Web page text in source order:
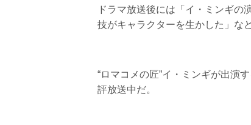
ドラマ放送後には「イ・ミンギ
技がキャラクターを生かした」な
“ロマコメの匠”イ・ミンギが出演
評放送中だ。